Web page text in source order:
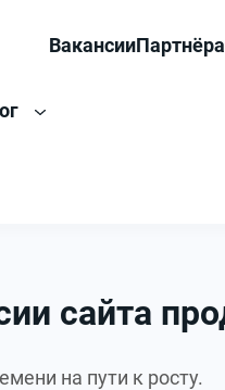
Вакансии
сайта
на пути к росту.